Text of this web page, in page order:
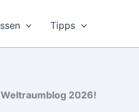
Tipps
2026!